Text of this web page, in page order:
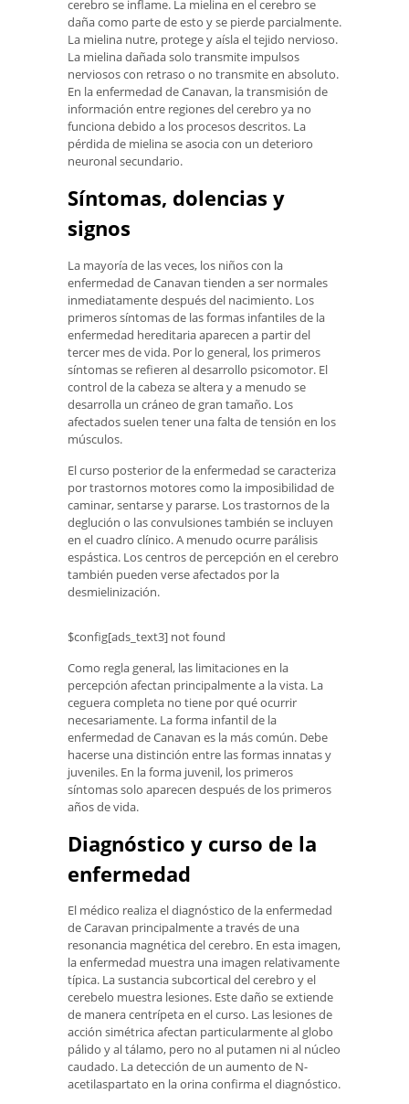
cerebro se inflame. La mielina en el cerebro se
daña como parte de esto y se pierde parcialmente.
La mielina nutre, protege y aísla el tejido nervioso.
La mielina dañada solo transmite impulsos
nerviosos con retraso o no transmite en absoluto.
En la enfermedad de Canavan, la transmisión de
información entre regiones del cerebro ya no
funciona debido a los procesos descritos. La
pérdida de mielina se asocia con un deterioro
neuronal secundario.
Síntomas, dolencias y
signos
La mayoría de las veces, los niños con la
enfermedad de Canavan tienden a ser normales
inmediatamente después del nacimiento. Los
primeros síntomas de las formas infantiles de la
enfermedad hereditaria aparecen a partir del
tercer mes de vida. Por lo general, los primeros
síntomas se refieren al desarrollo psicomotor. El
control de la cabeza se altera y a menudo se
desarrolla un cráneo de gran tamaño. Los
afectados suelen tener una falta de tensión en los
músculos.
El curso posterior de la enfermedad se caracteriza
por trastornos motores como la imposibilidad de
caminar, sentarse y pararse. Los trastornos de la
deglución o las convulsiones también se incluyen
en el cuadro clínico. A menudo ocurre parálisis
espástica. Los centros de percepción en el cerebro
también pueden verse afectados por la
desmielinización.
$config[ads_text3] not found
Como regla general, las limitaciones en la
percepción afectan principalmente a la vista. La
ceguera completa no tiene por qué ocurrir
necesariamente. La forma infantil de la
enfermedad de Canavan es la más común. Debe
hacerse una distinción entre las formas innatas y
juveniles. En la forma juvenil, los primeros
síntomas solo aparecen después de los primeros
años de vida.
Diagnóstico y curso de la
enfermedad
El médico realiza el diagnóstico de la enfermedad
de Caravan principalmente a través de una
resonancia magnética del cerebro. En esta imagen,
la enfermedad muestra una imagen relativamente
típica. La sustancia subcortical del cerebro y el
cerebelo muestra lesiones. Este daño se extiende
de manera centrípeta en el curso. Las lesiones de
acción simétrica afectan particularmente al globo
pálido y al tálamo, pero no al putamen ni al núcleo
caudado. La detección de un aumento de N-
acetilaspartato en la orina confirma el diagnóstico.